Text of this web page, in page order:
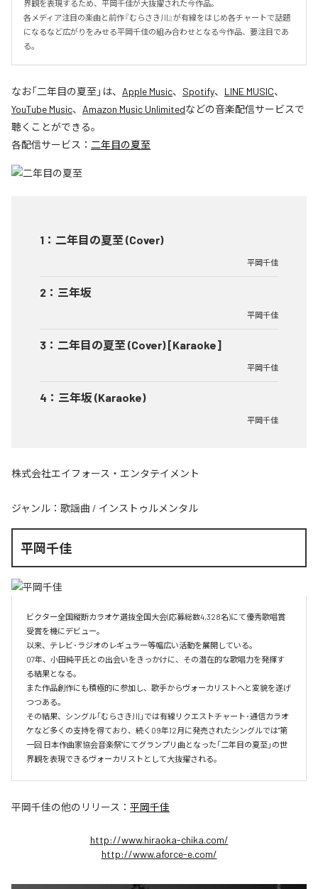
界観を表現するため、平岡千佳が大抜擢された今作品。
各メディア注目の楽曲と前作『むらさき川』が有線をはじめ各チャートで話題
になるなど広がりをみせる平岡千佳の組み合わせとなる今作品、要注目であ
る。
なお「二年目の夏至 」は、 Apple Music、 Spotify、 LINE MUSIC、
YouTube Music、 Amazon Music Unlimitedなどの音楽配信サービスで
聴くことができる。
各配信サービス： 二年目の夏至
1 ： 二年目の夏至 (Cover)
平岡千佳
2 ： 三年坂
平岡千佳
3 ： 二年目の夏至 (Cover) [Karaoke]
平岡千佳
4 ： 三年坂 (Karaoke)
平岡千佳
株式会社エイフォース・エンタテイメント
ジャンル： 歌謡曲 / インストゥルメンタル
平岡千佳
ビクター全国縦断カラオケ選抜全国大会(応募総数4,328名)にて優秀歌唱賞
受賞を機にデビュー。
以来、テレビ･ラジオのレギュラー等幅広い活動を展開している。
07年、小田純平氏との出会いをきっかけに、その潜在的な歌唱力を発揮す
る結果となる。
また作品創作にも積極的に参加し、歌手からヴォーカリストへと変貌を遂げ
つつある。
その結果、シングル「むらさき川」では有線リクエストチャート･通信カラオ
ケなど多くの支持を得ており、続く09年12月に発売されたシングルでは"第
一回 日本作曲家協会音楽祭"にてグランプリ曲となった「二年目の夏至」の世
界観を表現できるヴォーカリストとして大抜擢される。
平岡千佳の他のリリース： 平岡千佳
http://www.hiraoka-chika.com/
http://www.aforce-e.com/